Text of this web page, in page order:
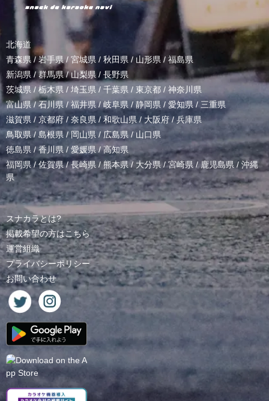
北海道
青森県 /岩手県/ 宮城県 / 秋田県 / 山形県 / 福島県
新潟県 /群馬県/山梨県 / 長野県
茨城県 / 栃木県 / 埼玉県 / 千葉県 / 東京都 / 神奈川県
富山県 /石川県 / 福井県/岐阜県 / 静岡県 / 愛知県 / 三重県
滋賀県 / 京都府 / 奈良県 / 和歌山県 / 大阪府 /兵庫県
鳥取県 / 島根県 /岡山県/ 広島県 / 山口県
徳島県 /香川県 / 愛媛県/高知県
福岡県 / 佐賀県/長崎県 /熊本県 / 大分県/宮崎県 / 鹿児島県 / 沖縄
県
スナカラとは?
掲載希望の方はこちら
運営組織
プライバシーポリシー
お問い合わせ